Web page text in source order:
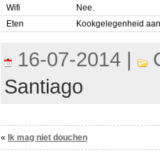
Wifi
Nee.
Eten
Kookgelegenheid
16-07-2014 |
Santiago
« Ik mag niet douchen